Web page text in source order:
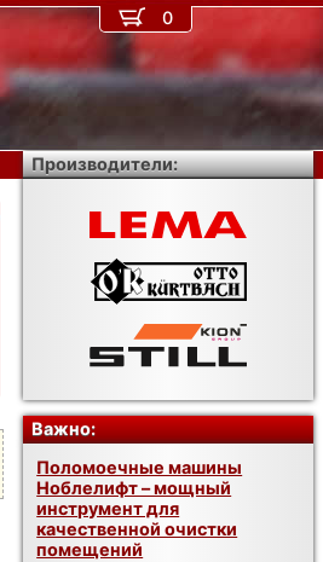
0
Производители:
Важно:
Поломоечные машины
Ноблелифт – мощный
инструмент для
качественной очистки
помещений